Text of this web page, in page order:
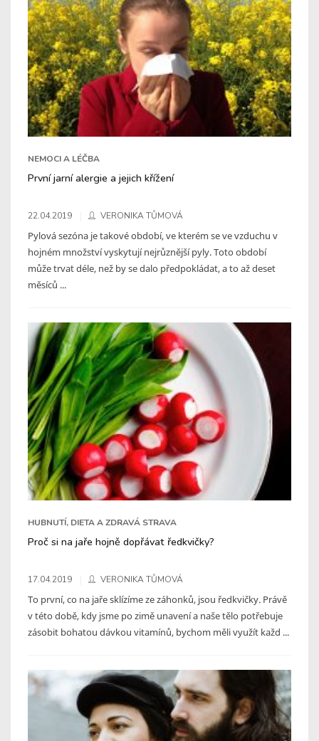
NEMOCI A LÉČBA
První jarní alergie a jejich křížení
22.04.2019 VERONIKA TŮMOVÁ
Pylová sezóna je takové období, ve kterém se ve vzduchu v
hojném množství vyskytují nejrůznější pyly. Toto období
může trvat déle, než by se dalo předpokládat, a to až deset
měsíců ...
HUBNUTÍ, DIETA A ZDRAVÁ STRAVA
Proč si na jaře hojně dopřávat ředkvičky?
17.04.2019 VERONIKA TŮMOVÁ
To první, co na jaře sklízíme ze záhonků, jsou ředkvičky. Právě
v této době, kdy jsme po zimě unavení a naše tělo potřebuje
zásobit bohatou dávkou vitamínů, bychom měli využít každ ...